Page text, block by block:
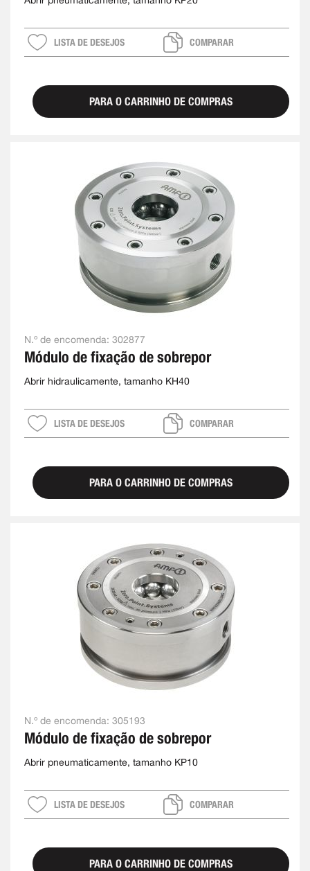
LISTA DE DESEJOS COMPARAR
PARA O CARRINHO DE COMPRAS
N.º de encomenda: 302877
Módulo de fixação de sobrepor
Abrir hidraulicamente, tamanho KH40
LISTA DE DESEJOS COMPARAR
PARA O CARRINHO DE COMPRAS
N.º de encomenda: 305193
Módulo de fixação de sobrepor
Abrir pneumaticamente, tamanho KP10
LISTA DE DESEJOS COMPARAR
PARA O CARRINHO DE COMPRAS